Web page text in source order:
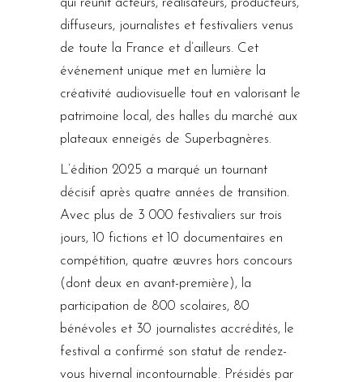
qui réunit acteurs, réalisateurs, producteurs,
diffuseurs, journalistes et festivaliers venus
de toute la France et d’ailleurs. Cet
événement unique met en lumière la
créativité audiovisuelle tout en valorisant le
patrimoine local, des halles du marché aux
plateaux enneigés de Superbagnères.
L’édition 2025 a marqué un tournant
décisif après quatre années de transition.
Avec plus de 3 000 festivaliers sur trois
jours, 10 fictions et 10 documentaires en
compétition, quatre œuvres hors concours
(dont deux en avant-première), la
participation de 800 scolaires, 80
bénévoles et 30 journalistes accrédités, le
festival a confirmé son statut de rendez-
vous hivernal incontournable. Présidés par